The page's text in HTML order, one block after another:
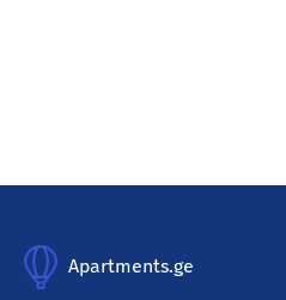
Apartments.ge